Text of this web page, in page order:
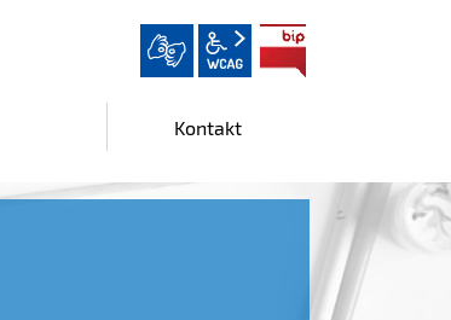
wcag2.1
Kontakt